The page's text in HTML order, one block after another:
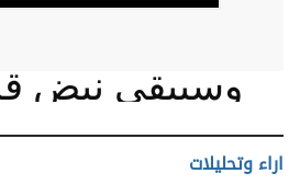
وسيبقى نبض
اراء وتحليلات